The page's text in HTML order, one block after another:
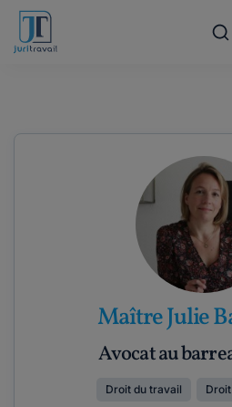
Maître Julie
Avocat au
Droit du travail